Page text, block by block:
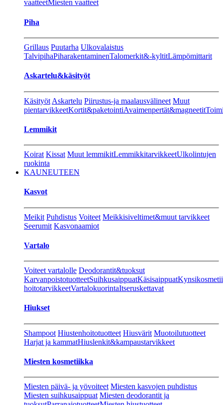
vaatteetMiesten vaatteet
Piha
Grillaus Puutarha Ulkovalaistus
TalvipihaPiharakentaminenTalomerkit&-kyltitLämpömittarit
Askartelu&käsityöt
Käsityöt Askartelu Piirustus-ja maalausvälineet Muut
pientarvikkeetKortit&paketointiAvaimenpertät&magneetit
Lemmikit
Koirat Kissat Muut lemmikitLemmikkitarvikkeetUlkolintujen
ruokinta
KAUNEUTEEN
Kasvot
Meikit Puhdistus Voiteet Meikkisiveltimet&muut tarvikkeet
Seerumit Kasvonaamiot
Vartalo
Voiteet vartalolle Deodorantit&tuoksut
KarvanpoistotuotteetSuihkusaippuatKäsisaippuat
hoitotarvikkeetVartalokuorintaItseruskettavat
Hiukset
Shampoot Hiustenhoitotuotteet Hiusvärit Muotoilutuotteet
Harjat ja kammatHiuslenkit&kampaustarvikkeet
Miesten kosmetiikka
Miesten päivä- ja yövoiteet Miesten kasvojen puhdistus
Miesten suihkusaippuat Miesten deodorantit ja